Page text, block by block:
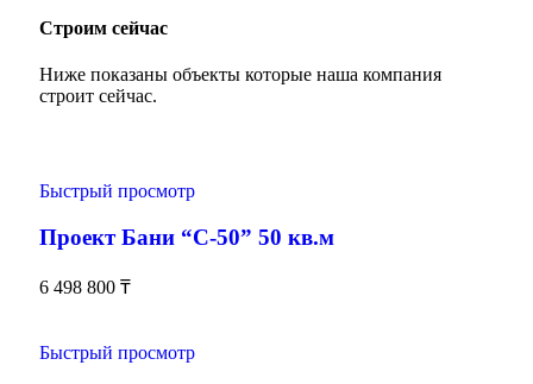
Строим сейчас
Ниже показаны объекты которые наша компания
строит сейчас.
Быстрый просмотр
Проект Бани “С-50” 50 кв.м
6 498 800 ₸
Быстрый просмотр